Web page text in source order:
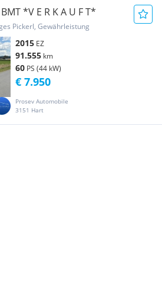
*V E R K A U F T*
Pickerl, Gewährleistung
2015 EZ
91.555 km
60 PS (44 kW)
Prosev Automobile
3151 Hart
€ 7.950